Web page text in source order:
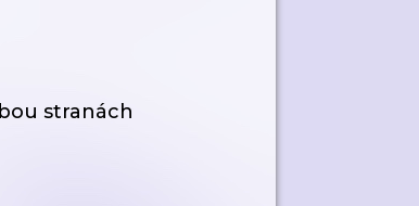
stranách